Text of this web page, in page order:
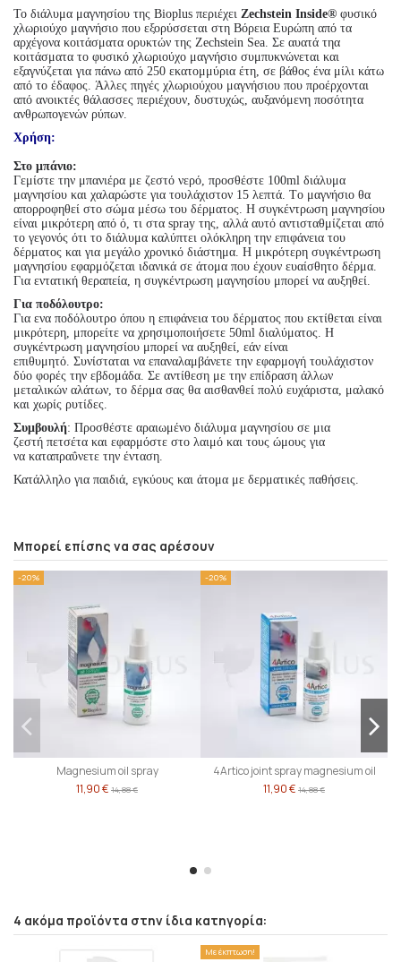
Το διάλυμα μαγνησίου της Bioplus περιέχει Zechstein Inside® φυσικό
χλωριούχο μαγνήσιο που εξορύσσεται στη Βόρεια Ευρώπη από τα
αρχέγονα κοιτάσματα ορυκτών της Zechstein Sea. Σε αυατά τηα
κοιτάσματα το φυσικό χλωριούχο μαγνήσιο συμπυκνώνεται και
εξαγνύζεται για πάνω από 250 εκατομμύρια έτη, σε βάθος ένα μίλι κάτω
από το έδαφος. Άλλες πηγές χλωριούχου μαγνήσιου που προέρχονται
από ανοικτές θάλασσες περιέχουν, δυστυχώς, αυξανόμενη ποσότητα
ανθρωπογενών ρύπων.
Χρήση:
Στο μπάνιο:
Γεμίστε την μπανιέρα με ζεστό νερό, προσθέστε 100ml διάλυμα
μαγνησίου και χαλαρώστε για τουλάχιστον 15 λεπτά. Tο μαγνήσιο θα
απορροφηθεί στο σώμα μέσω του δέρματος. Η συγκέντρωση μαγνησίου
είναι μικρότερη από ό, τι στα spray της, αλλά αυτό αντισταθμίζεται από
το γεγονός ότι το διάλυμα καλύπτει ολόκληρη την επιφάνεια του
δέρματος και για μεγάλο χρονικό διάστημα. Η μικρότερη συγκέντρωση
μαγνησίου εφαρμόζεται ιδανικά σε άτομα που έχουν ευαίσθητο δέρμα.
Για εντατική θεραπεία, η συγκέντρωση μαγνησίου μπορεί να αυξηθεί.
Για ποδόλουτρο:
Για ενα ποδόλουτρο όπου η επιφάνεια του δέρματος που εκτίθεται είναι
μικρότερη, μπορείτε να χρησιμοποιήσετε 50ml διαλύματος. Η
συγκέντρωση μαγνησίου μπορεί να αυξηθεί, εάν είναι
επιθυμητό. Συνίσταται να επαναλαμβάνετε την εφαρμογή τουλάχιστον
δύο φορές την εβδομάδα. Σε αντίθεση με την επίδραση άλλων
μεταλικών αλάτων, το δέρμα σας θα αισθανθεί πολύ ευχάριστα, μαλακό
και χωρίς ρυτίδες.
Συμβουλή: Προσθέστε αραιωμένο διάλυμα μαγνησίου σε μια
ζεστή πετσέτα και εφαρμόστε στο λαιμό και τους ώμους για
να καταπραΰνετε την ένταση.
Κατάλληλο για παιδιά, εγκύους και άτομα με δερματικές παθήσεις.
Μπορεί επίσης να σας αρέσουν
-20%
Magnesium oil spray
11,90 € 14,88 €
-20%
4Artico joint spray magnesium oil
11,90 € 14,88 €
4 ακόμα προϊόντα στην ίδια κατηγορία:
Με έκπτωση!